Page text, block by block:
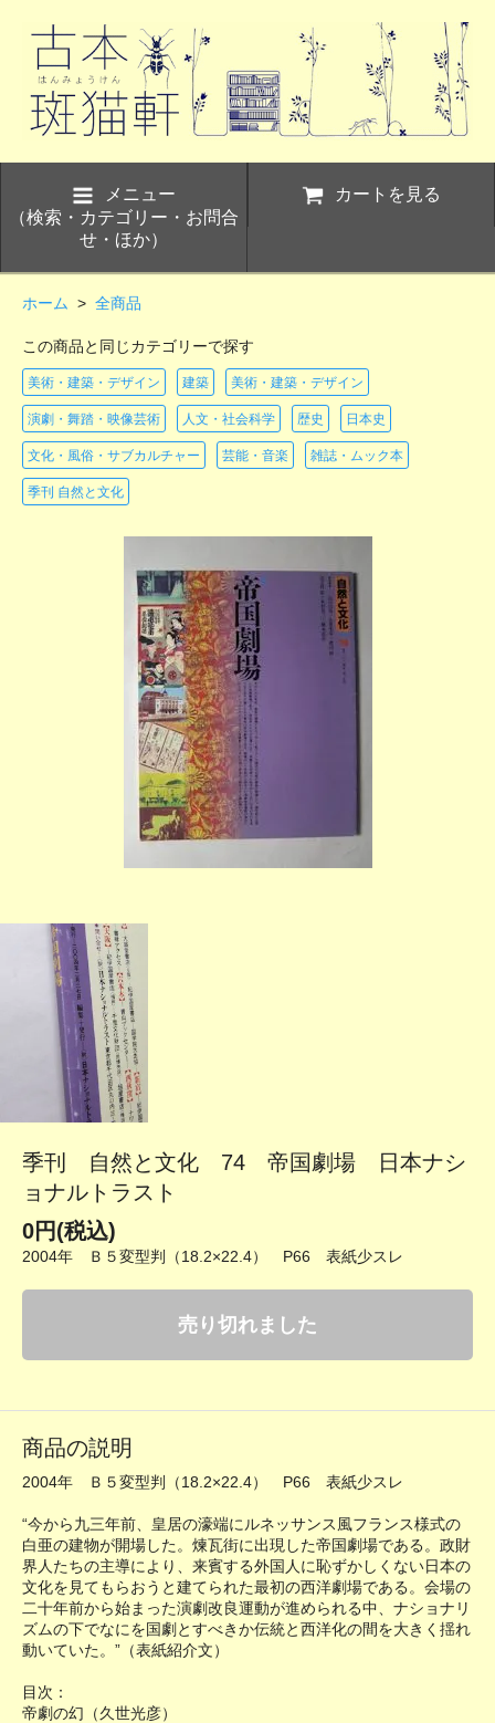
メニュー
（検索・カテゴリー・お問合
せ・ほか）
カートを見る
ホーム > 全商品
この商品と同じカテゴリーで探す
美術・建築・デザイン 建築 美術・建築・デザイン
演劇・舞踏・映像芸術 人文・社会科学 歴史 日本史
文化・風俗・サブカルチャー 芸能・音楽 雑誌・ムック本
季刊 自然と文化
季刊 自然と文化 74 帝国劇場 日本ナシ
ョナルトラスト
0円(税込)
2004年 Ｂ５変型判（18.2×22.4） P66 表紙少スレ
売り切れました
商品の説明
2004年 Ｂ５変型判（18.2×22.4） P66 表紙少スレ
“今から九三年前、皇居の濠端にルネッサンス風フランス様式の
白亜の建物が開場した。煉瓦街に出現した帝国劇場である。政財
界人たちの主導により、来賓する外国人に恥ずかしくない日本の
文化を見てもらおうと建てられた最初の西洋劇場である。会場の
二十年前から始まった演劇改良運動が進められる中、ナショナリ
ズムの下でなにを国劇とすべきか伝統と西洋化の間を大きく揺れ
動いていた。”（表紙紹介文）
目次：
帝劇の幻（久世光彦）